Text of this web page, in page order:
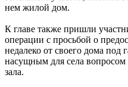
нем жилой дом.
К главе также пришли
операции с просьбой о
недалеко от своего дома
насущным для села вопросом
зала.